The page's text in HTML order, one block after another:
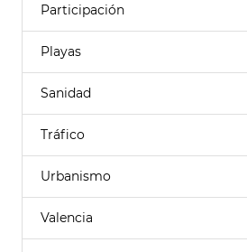
Participación
Playas
Sanidad
Tráfico
Urbanismo
Valencia